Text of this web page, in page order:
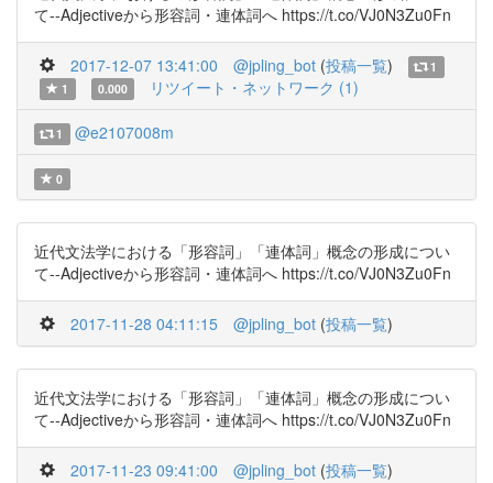
て--Adjectiveから形容詞・連体詞へ https://t.co/VJ0N3Zu0Fn
2017-12-07 13:41:00 @jpling_bot (投稿一覧)
1
1
0.000 リツイート・ネットワーク (1)
1 @e2107008m
0
近代文法学における「形容詞」「連体詞」概念の形成につい
て--Adjectiveから形容詞・連体詞へ https://t.co/VJ0N3Zu0Fn
2017-11-28 04:11:15 @jpling_bot (投稿一覧)
近代文法学における「形容詞」「連体詞」概念の形成につい
て--Adjectiveから形容詞・連体詞へ https://t.co/VJ0N3Zu0Fn
2017-11-23 09:41:00 @jpling_bot (投稿一覧)